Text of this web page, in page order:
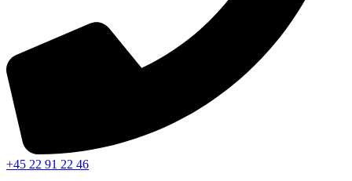
+45 22 91 22 46